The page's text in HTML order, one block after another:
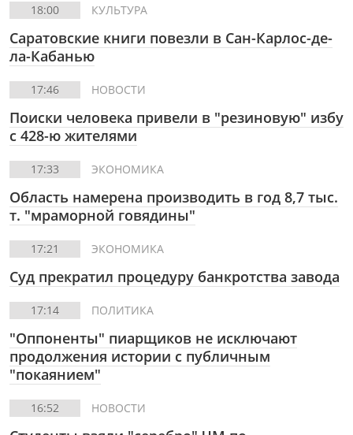
18:00 КУЛЬТУРА
Cаратовские книги повезли в Сан-Карлос-де-
ла-Кабанью
17:46 НОВОСТИ
Поиски человека привели в "резиновую" избу
с 428-ю жителями
17:33 ЭКОНОМИКА
Область намерена производить в год 8,7 тыс.
т. "мраморной говядины"
17:21 ЭКОНОМИКА
Суд прекратил процедуру банкротства завода
17:14 ПОЛИТИКА
"Оппоненты" пиарщиков не исключают
продолжения истории с публичным
"покаянием"
16:52 НОВОСТИ